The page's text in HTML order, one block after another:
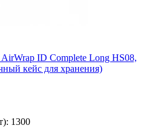
ID Complete Long HS08,
кейс для хранения)
1300